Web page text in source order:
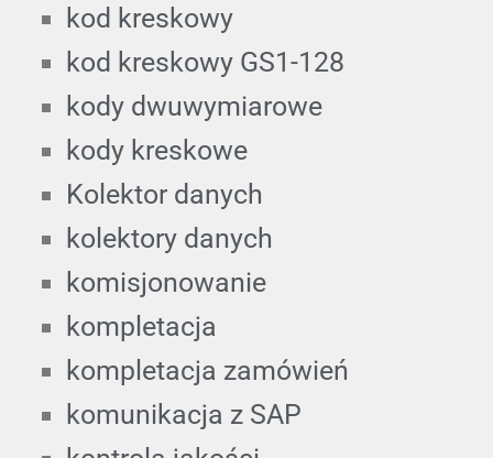
kod kreskowy
kod kreskowy GS1-128
kody dwuwymiarowe
kody kreskowe
Kolektor danych
kolektory danych
komisjonowanie
kompletacja
kompletacja zamówień
komunikacja z SAP